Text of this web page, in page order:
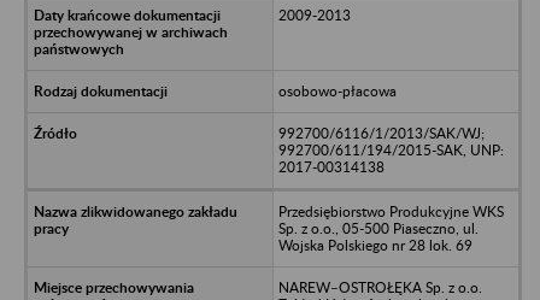
2009-2013
osobowo-płacowa
992700/6116/1/2013/SAK/WJ;
992700/611/194/2015-SAK, UNP:
2017-00314138
Przedsiębiorstwo Produkcyjne WKS
Sp. z o.o., 05-500 Piaseczno, ul.
Wojska Polskiego nr 28 lok. 69
NAREW–OSTROŁĘKA Sp. z o.o.